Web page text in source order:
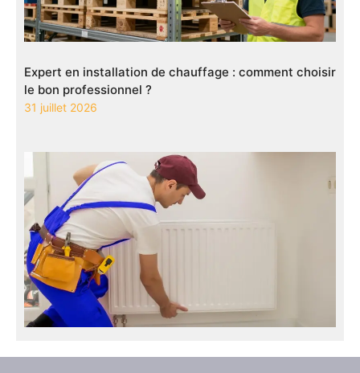
Expert en installation de chauffage : comment choisir
le bon professionnel ?
31 juillet 2026